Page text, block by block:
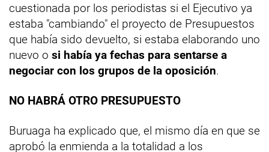
cuestionada por los periodistas si el Ejecutivo ya
estaba "cambiando" el proyecto de Presupuestos
que había sido devuelto, si estaba elaborando uno
nuevo o si había ya fechas para sentarse a
negociar con los grupos de la oposición.
NO HABRÁ OTRO PRESUPUESTO
Buruaga ha explicado que, el mismo día en que se
aprobó la enmienda a la totalidad a los